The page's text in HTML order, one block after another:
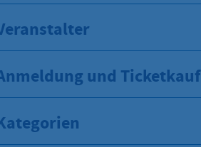
und Ticketkauf